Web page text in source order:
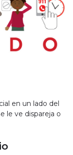
en un lado del
le ve dispareja o